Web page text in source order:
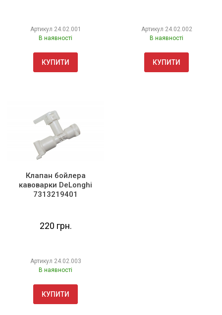
Артикул 24.02.001
В наявності
КУПИТИ
Артикул 24.02.002
В наявності
КУПИТИ
Клапан бойлера
кавоварки DeLonghi
7313219401
220 грн.
Артикул 24.02.003
В наявності
КУПИТИ